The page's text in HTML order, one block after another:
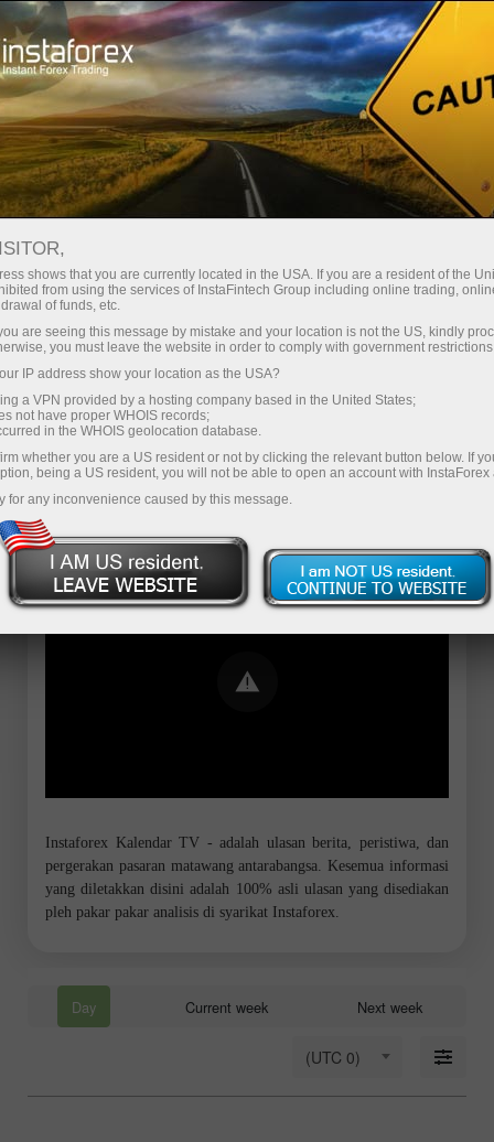
For Traders Forex Analytics
InstaForex TV
Forex TV: Kalendar
Trader’s calendar on March 28: Any
winners in Trump’s tariff game? (ms)
Buka akaun perdagangan
Buka akaun demo
Error loading YouTube: Video could not
be played
Instaforex Kalendar TV - adalah ulasan berita, peristiwa, dan
pergerakan pasaran matawang antarabangsa. Kesemua informasi
yang diletakkan disini adalah 100% asli ulasan yang disediakan
pleh pakar pakar analisis di syarikat Instaforex.
Day Current week Next week
(UTC 0)
shows that you are currently located in the USA. If you are a resident of the
from using the services of InstaFintech Group including online trading,
of funds, etc.
are seeing this message by mistake and your location is not the US, kindly
you must leave the website in order to comply with government
IP address show your location as the USA?
a VPN provided by a hosting company based in the United States;
not have proper WHOIS records;
in the WHOIS geolocation database.
whether you are a US resident or not by clicking the relevant button below. If
being a US resident, you will not be able to open an account with InstaForex
for any inconvenience caused by this message.